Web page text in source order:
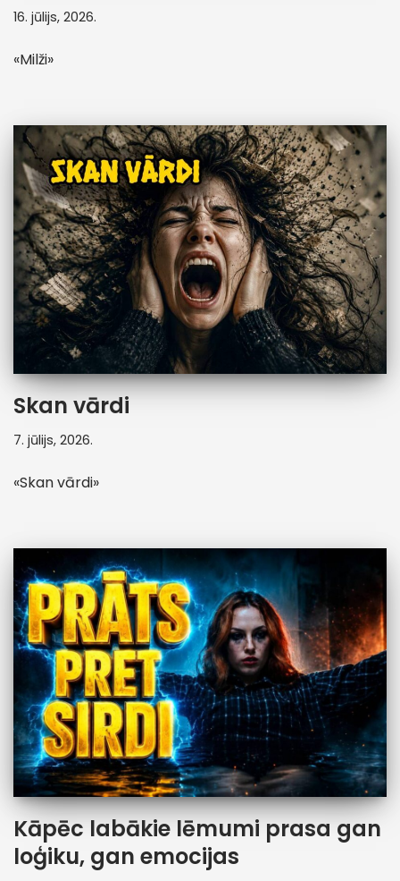
16. jūlijs, 2026.
«Milži»
Skan vārdi
7. jūlijs, 2026.
«Skan vārdi»
Kāpēc labākie lēmumi prasa gan
loģiku, gan emocijas